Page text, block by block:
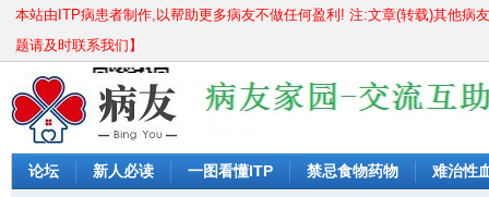
本站由ITP病患者制作,以帮助更多病友不做任何盈利! 注:文章(转载)其他
题请及时联系我们】
论坛 新人必读 一图看懂ITP 禁忌食物药物 难治性